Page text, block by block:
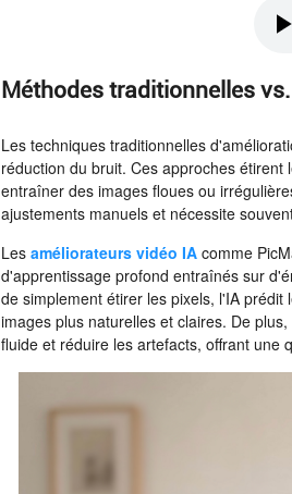
Méthodes traditionnellesvs.
Les techniques traditionnelles
réduction du bruit. Ces approches
entraîner des images floues ou
ajustements manuels et nécessite
Lesaméliorateurs vidéo IA comme
d'apprentissage profond entraînés sur
de simplement étirer les pixels, l'IA
images plus naturelles et claires. De
fluide et réduire les artefacts, offrant une